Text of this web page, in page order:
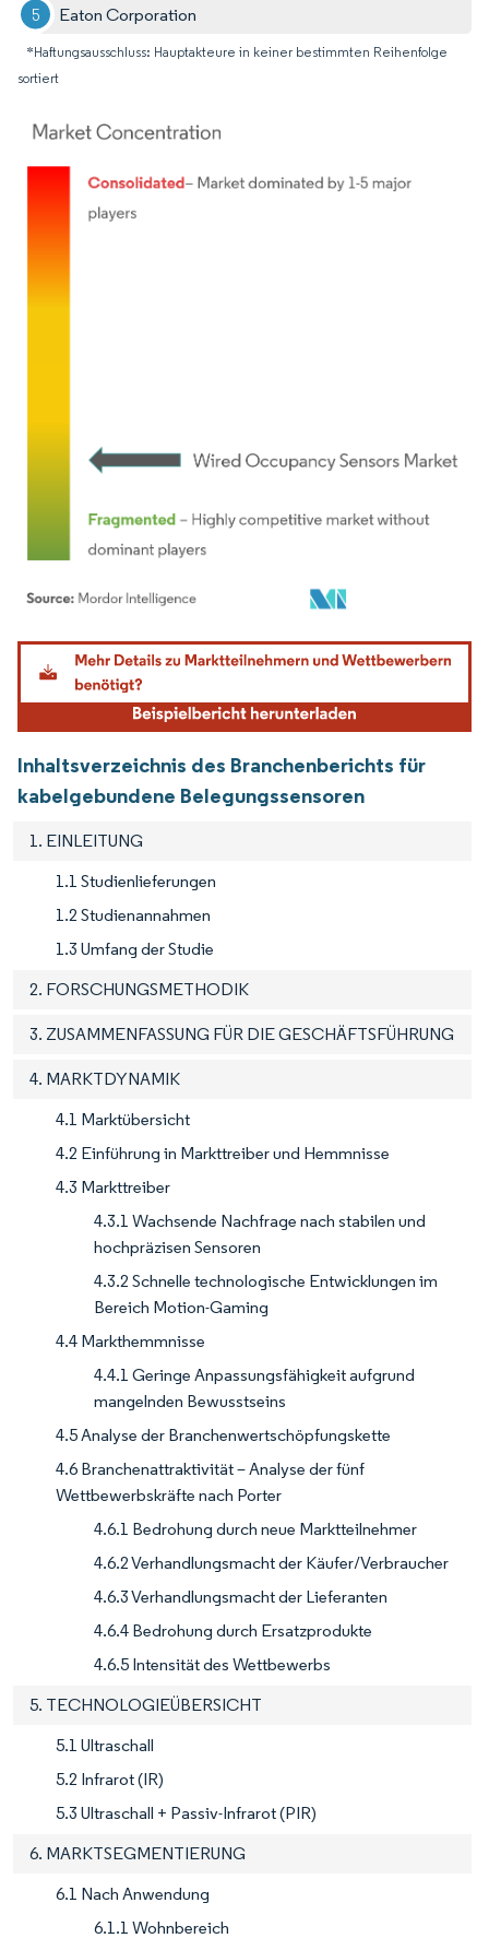
Eaton Corporation
*Haftungsausschluss: Hauptakteure in keiner bestimmten Reihenfolge
sortiert
Bild © Mordor Intelligence. Wiederverwendung erfordert Namensnennung gemäß
Inhaltsverzeichnis des Branchenberichts für
kabelgebundene Belegungssensoren
1. EINLEITUNG
1.1 Studienlieferungen
1.2 Studienannahmen
1.3 Umfang der Studie
2. FORSCHUNGSMETHODIK
3. ZUSAMMENFASSUNG FÜR DIE GESCHÄFTSFÜHRUNG
4. MARKTDYNAMIK
4.1 Marktübersicht
4.2 Einführung in Markttreiber und Hemmnisse
4.3 Markttreiber
4.3.1 Wachsende Nachfrage nach stabilen und
hochpräzisen Sensoren
4.3.2 Schnelle technologische Entwicklungen im
Bereich Motion-Gaming
4.4 Markthemmnisse
4.4.1 Geringe Anpassungsfähigkeit aufgrund
mangelnden Bewusstseins
4.5 Analyse der Branchenwertschöpfungskette
4.6 Branchenattraktivität – Analyse der fünf
Wettbewerbskräfte nach Porter
4.6.1 Bedrohung durch neue Marktteilnehmer
4.6.2 Verhandlungsmacht der Käufer/Verbraucher
4.6.3 Verhandlungsmacht der Lieferanten
4.6.4 Bedrohung durch Ersatzprodukte
4.6.5 Intensität des Wettbewerbs
5. TECHNOLOGIEÜBERSICHT
5.1 Ultraschall
5.2 Infrarot (IR)
5.3 Ultraschall + Passiv-Infrarot (PIR)
6. MARKTSEGMENTIERUNG
6.1 Nach Anwendung
6.1.1 Wohnbereich